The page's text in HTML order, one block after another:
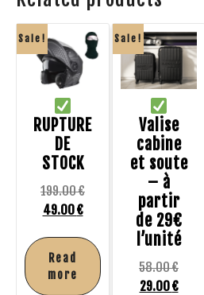
Sale!
RUPTURE
DE
STOCK
199.00€
49.00€
Read
more
Sale!
Valise
cabine
et soute
– à
partir
de 29€
l’unité
58.00€
29.00€